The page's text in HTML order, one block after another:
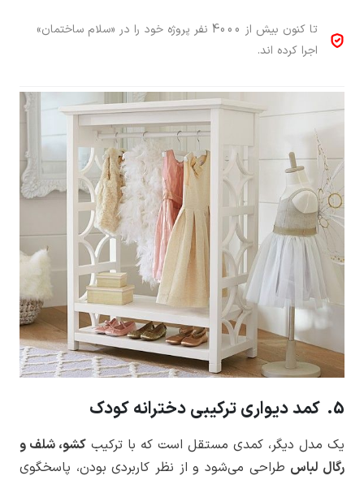
تا کنون بیش از 4000 نفر پروژه خود را در «سلام ساختمان»
اجرا کرده اند.
5. کمد دیواری ترکیبی دخترانه کودک
یک مدل دیگر، کمدی مستقل است که با ترکیب کشو، شلف و
رگال لباس طراحی می‌شود و از نظر کاربردی بودن، پاسخگوی